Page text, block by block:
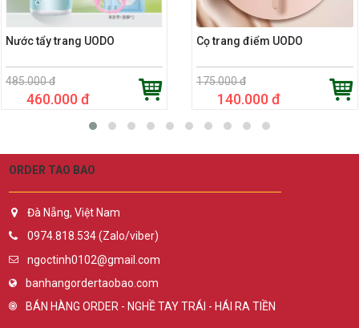
Nước tẩy trang UODO
485.000 đ
460.000 đ
Cọ trang điểm UODO
175.000 đ
140.000 đ
ORDER TAO BAO
Đà Nẵng, Việt Nam
0974.818.534 (Zalo/viber)
ngoctinh0102@gmail.com
banhangordertaobao.com
BÁN HÀNG ORDER - NGHỀ TAY TRÁI - HÁI RA TIỀN